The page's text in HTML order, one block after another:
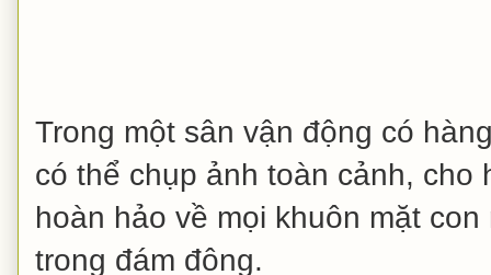
Trong một sân vận động có
có thể chụp ảnh toàn cảnh, cho
hoàn hảo về mọi khuôn mặt
trong đám đông.